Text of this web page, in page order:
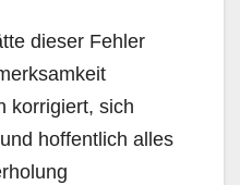
dieser Fehler
korrigiert, sich
hoffentlich alles